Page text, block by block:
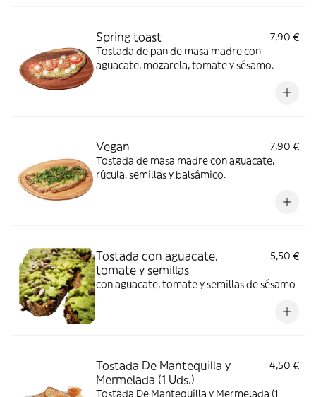
Spring toast
7,90 €
Tostada de pan de masa madre con
aguacate, mozarela, tomate y sésamo.
Vegan
7,90 €
Tostada de masa madre con aguacate,
rúcula, semillas y balsámico.
Tostada con aguacate,
tomate y semillas
5,50 €
con aguacate, tomate y semillas de sésamo
Tostada De Mantequilla y
Mermelada (1 Uds.)
4,50 €
Tostada De Mantequilla y Mermelada (1